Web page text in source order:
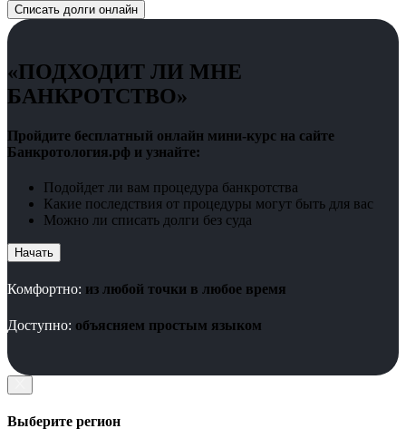
Списать долги онлайн
«ПОДХОДИТ ЛИ МНЕ
БАНКРОТСТВО»
Пройдите бесплатный онлайн мини-курс на сайте
Банкротология.рф и узнайте:
Подойдет ли вам процедура банкротства
Какие последствия от процедуры могут быть для вас
Можно ли списать долги без суда
Начать
Комфортно: из любой точки в любое время
Доступно: объясняем простым языком
Выберите регион